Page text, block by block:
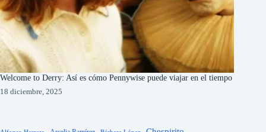
Welcome to Derry: Así es cómo Pennywise puede viajar en el tiempo
18 diciembre, 2025